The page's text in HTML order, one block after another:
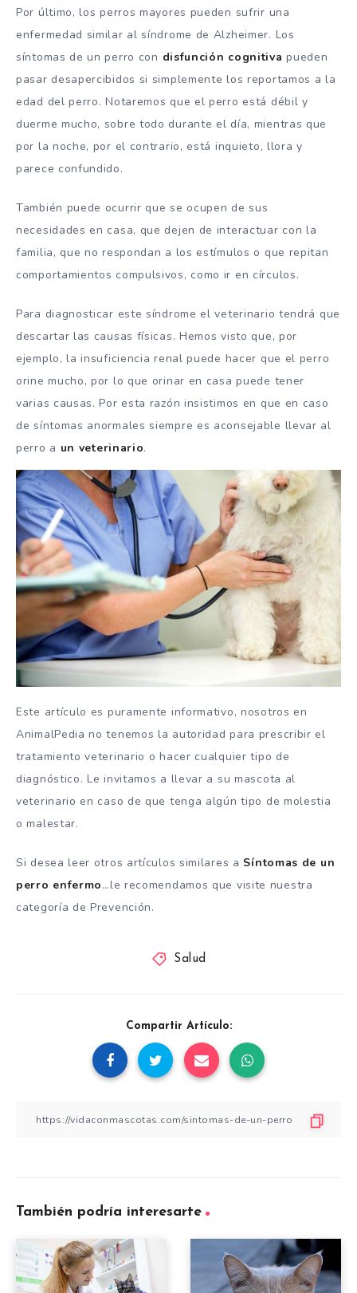
Por último, los perros mayores pueden sufrir una
enfermedad similar al síndrome de Alzheimer. Los
síntomas de un perro con disfunción cognitiva pueden
pasar desapercibidos si simplemente los reportamos a la
edad del perro. Notaremos que el perro está débil y
duerme mucho, sobre todo durante el día, mientras que
por la noche, por el contrario, está inquieto, llora y
parece confundido.
También puede ocurrir que se ocupen de sus
necesidades en casa, que dejen de interactuar con la
familia, que no respondan a los estímulos o que repitan
comportamientos compulsivos, como ir en círculos.
Para diagnosticar este síndrome el veterinario tendrá que
descartar las causas físicas. Hemos visto que, por
ejemplo, la insuficiencia renal puede hacer que el perro
orine mucho, por lo que orinar en casa puede tener
varias causas. Por esta razón insistimos en que en caso
de síntomas anormales siempre es aconsejable llevar al
perro a un veterinario.
Este artículo es puramente informativo, nosotros en
AnimalPedia no tenemos la autoridad para prescribir el
tratamiento veterinario o hacer cualquier tipo de
diagnóstico. Le invitamos a llevar a su mascota al
veterinario en caso de que tenga algún tipo de molestia
o malestar.
Si desea leer otros artículos similares a Síntomas de un
perro enfermo…le recomendamos que visite nuestra
categoría de Prevención.
Salud
Compartir Artículo:
También podría interesarte